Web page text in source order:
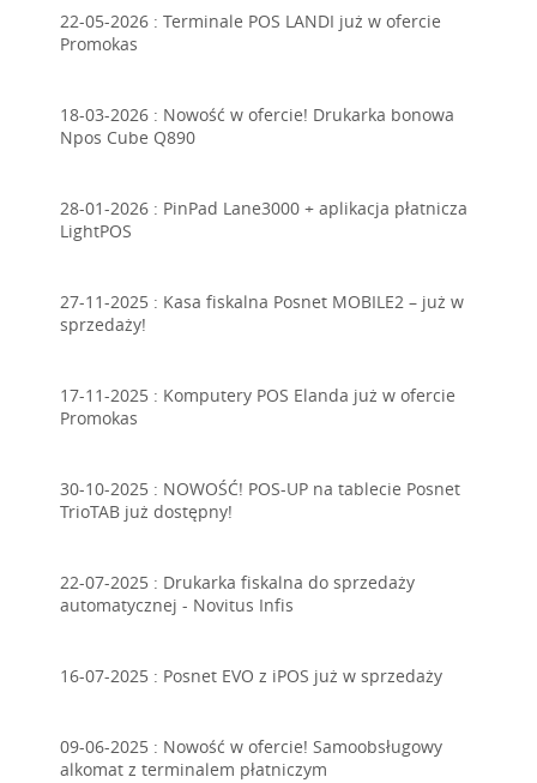
22-05-2026 : Terminale POS LANDI już w ofercie
Promokas
18-03-2026 : Nowość w ofercie! Drukarka bonowa
Npos Cube Q890
28-01-2026 : PinPad Lane3000 + aplikacja płatnicza
LightPOS
27-11-2025 : Kasa fiskalna Posnet MOBILE2 – już w
sprzedaży!
17-11-2025 : Komputery POS Elanda już w ofercie
Promokas
30-10-2025 : NOWOŚĆ! POS-UP na tablecie Posnet
TrioTAB już dostępny!
22-07-2025 : Drukarka fiskalna do sprzedaży
automatycznej - Novitus Infis
16-07-2025 : Posnet EVO z iPOS już w sprzedaży
09-06-2025 : Nowość w ofercie! Samoobsługowy
alkomat z terminalem płatniczym